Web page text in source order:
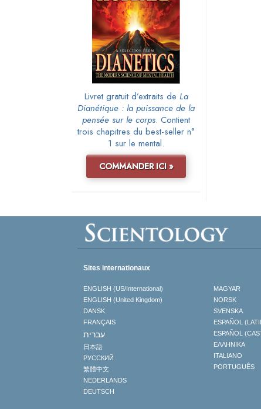
Livret gratuit d’extraits de La
Dianétique : la puissance de la
pensée sur le corps. Contient
trois chapitres du best-seller n°
1 sur le mental.
COMMANDER ICI »
Sites internationaux
ENGLISH (US/International)
ENGLISH (United Kingdom)
DANSK
FRANÇAIS
עברית
日本語
РУССКИЙ
繁體中文
NEDERLANDS
DEUTSCH
MAGYAR
NORSK
SVENSKA
ESPAÑOL
ESPAÑOL
ΕΛΛΗΝΙΚA
ITALIANO
PORTUGUÊS